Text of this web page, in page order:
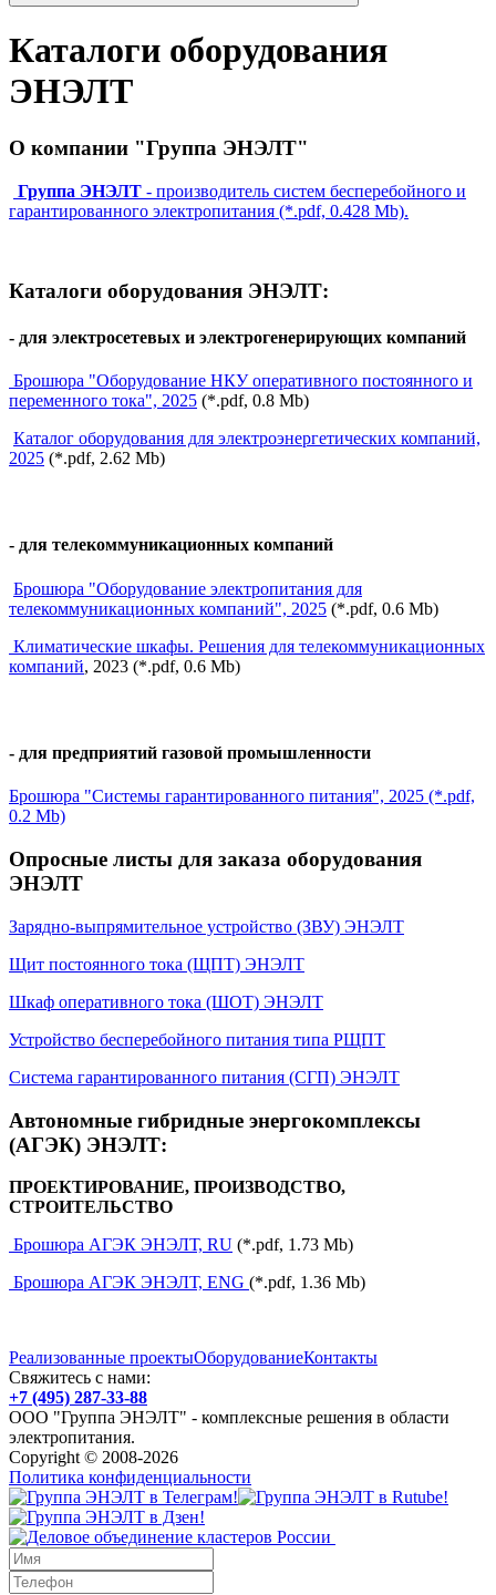
Каталоги оборудования
ЭНЭЛТ
О компании "Группа ЭНЭЛТ"
Группа ЭНЭЛТ - производитель систем бесперебойного и
гарантированного электропитания (*.pdf, 0.428 Mb).
Каталоги оборудования ЭНЭЛТ:
- для электросетевых и электрогенерирующих компаний
Брошюра "Оборудование НКУ оперативного постоянного и
переменного тока", 2025 (*.pdf, 0.8 Мb)
Каталог оборудования для электроэнергетических компаний,
2025 (*.pdf, 2.62 Мb)
- для телекоммуникационных компаний
Брошюра "Оборудование электропитания для
телекоммуникационных компаний", 2025 (*.pdf, 0.6 Мb)
Климатические шкафы. Решения для телекоммуникационных
компаний, 2023 (*.pdf, 0.6 Мb)
- для предприятий газовой промышленности
Брошюра "Системы гарантированного питания", 2025 (*.pdf,
0.2 Мb)
Опросные листы для заказа оборудования
ЭНЭЛТ
Зарядно-выпрямительное устройство (ЗВУ) ЭНЭЛТ
Щит постоянного тока (ЩПТ) ЭНЭЛТ
Шкаф оперативного тока (ШОТ) ЭНЭЛТ
Устройство бесперебойного питания типа РЩПТ
Система гарантированного питания (СГП) ЭНЭЛТ
Автономные гибридные энергокомплексы
(АГЭК) ЭНЭЛТ:
ПРОЕКТИРОВАНИЕ, ПРОИЗВОДСТВО,
СТРОИТЕЛЬСТВО
Брошюра АГЭК ЭНЭЛТ, RU (*.pdf, 1.73 Мb)
Брошюра АГЭК ЭНЭЛТ, ENG (*.pdf, 1.36 Мb)
Реализованные проектыОборудованиеКонтакты
Свяжитесь с нами:
+7 (495) 287-33-88
ООО "Группа ЭНЭЛТ" - комплексные решения в области
электропитания.
Copyright © 2008-2026
Политика конфиденциальности